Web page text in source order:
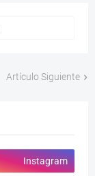
Artículo Siguiente
Instagram